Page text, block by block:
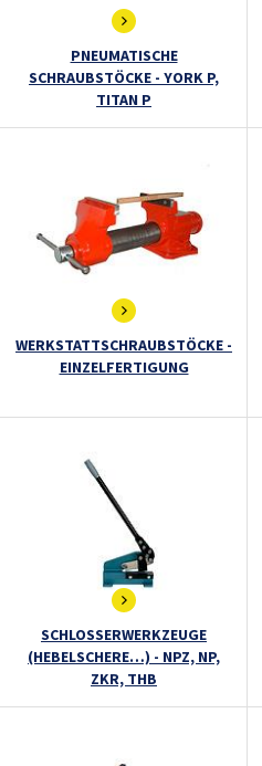
PNEUMATISCHE
SCHRAUBSTÖCKE - YORK P,
TITAN P
WERKSTATTSCHRAUBSTÖCKE -
EINZELFERTIGUNG
SCHLOSSERWERKZEUGE
(HEBELSCHERE…) - NPZ, NP,
ZKR, THB